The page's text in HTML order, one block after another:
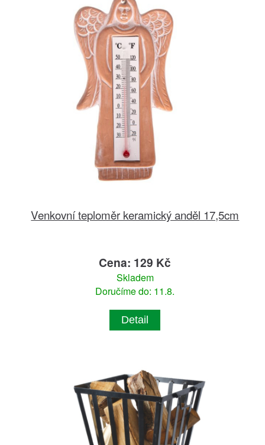
Venkovní teploměr keramický anděl 17,5cm
Cena: 129 Kč
Skladem
Doručíme do: 11.8.
Detail